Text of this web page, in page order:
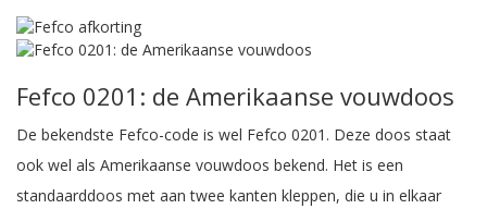
Fefco 0201: de Amerikaanse vouwdoos
De bekendste Fefco-code is wel Fefco 0201. Deze doos staat
ook wel als Amerikaanse vouwdoos bekend. Het is een
standaarddoos met aan twee kanten kleppen, die u in elkaar